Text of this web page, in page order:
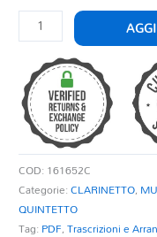
ADAGIO
PER
CLARINETTO
QUARTETTO
DI
CLARINETTI
quantità
COD: 161652C
Categorie:CLARINETTO,
QUINTETTO
Tag: PDF,Trascrizioni e